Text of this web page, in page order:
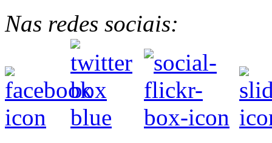
Nas redes sociais: